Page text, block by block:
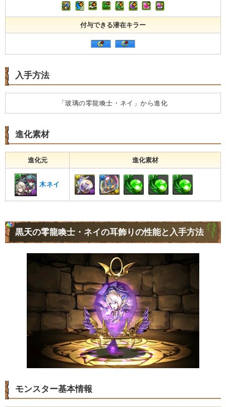
付与できる潜在キラー
入手方法
「玻璃の零龍喚士・ネイ」から進化
進化素材
進化元 進化素材
木ネイ
黒天の零龍喚士・ネイの耳飾りの性能と入手方法
モンスター基本情報